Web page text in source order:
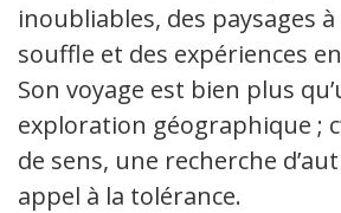
inoubliables, des paysages
souffle et des expériences
Son voyage est bien plus
exploration géographique ;
de sens, une recherche
appel à la tolérance.